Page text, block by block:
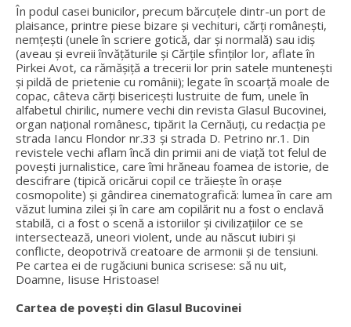
În podul casei bunicilor, precum bărcuțele dintr-un port de
plaisance, printre piese bizare și vechituri, cărți românești,
nemțești (unele în scriere gotică, dar și normală) sau idiș
(aveau și evreii învățăturile și Cărțile sfinților lor, aflate în
Pirkei Avot, ca rămășiță a trecerii lor prin satele muntenești
și pildă de prietenie cu românii); legate în scoarță moale de
copac, câteva cărți bisericești lustruite de fum, unele în
alfabetul chirilic, numere vechi din revista Glasul Bucovinei,
organ național românesc, tipărit la Cernăuți, cu redacția pe
strada Iancu Flondor nr.33 și strada D. Petrino nr.1. Din
revistele vechi aflam încă din primii ani de viață tot felul de
povești jurnalistice, care îmi hrăneau foamea de istorie, de
descifrare (tipică oricărui copil ce trăiește în orașe
cosmopolite) și gândirea cinematografică: lumea în care am
văzut lumina zilei și în care am copilărit nu a fost o enclavă
stabilă, ci a fost o scenă a istoriilor și civilizațiilor ce se
intersectează, uneori violent, unde au născut iubiri și
conflicte, deopotrivă creatoare de armonii și de tensiuni.
Pe cartea ei de rugăciuni bunica scrisese: să nu uit,
Doamne, Iisuse Hristoase!
Cartea de povești din Glasul Bucovinei